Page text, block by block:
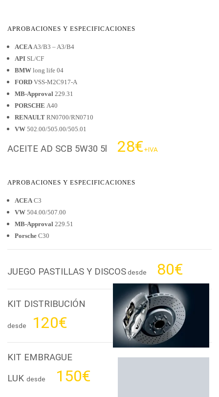
APROBACIONES Y ESPECIFICACIONES
ACEA A3/B3 – A3/B4
API SL/CF
BMW long life 04
FORD VSS-M2C917-A
MB-Approval 229.31
PORSCHE A40
RENAULT RN0700/RN0710
VW 502.00/505.00/505.01
ACEITE AD SCB 5W30 5l 28€ +IVA
APROBACIONES Y ESPECIFICACIONES
ACEA C3
VW 504.00/507.00
MB-Approval 229.51
Porsche C30
JUEGO PASTILLAS Y DISCOS desde 80€
KIT DISTRIBUCIÓN
desde 120€
KIT EMBRAGUE
LUK desde 150€